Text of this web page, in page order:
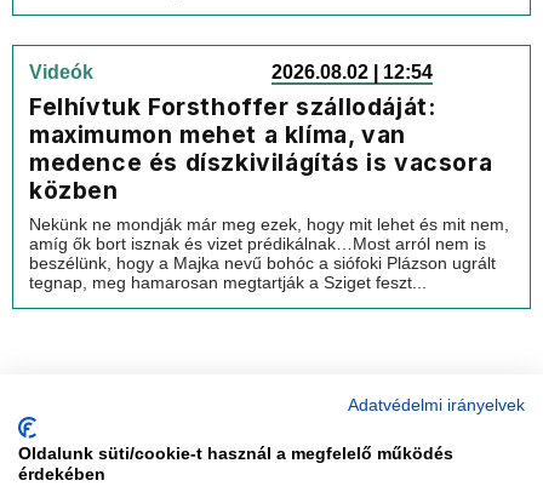
Videók 2026.08.02 | 12:54
Felhívtuk Forsthoffer szállodáját:
maximumon mehet a klíma, van
medence és díszkivilágítás is vacsora
közben
Nekünk ne mondják már meg ezek, hogy mit lehet és mit nem,
amíg ők bort isznak és vizet prédikálnak…Most arról nem is
beszélünk, hogy a Majka nevű bohóc a siófoki Plázson ugrált
tegnap, meg hamarosan megtartják a Sziget feszt...
Adatvédelmi irányelvek
Oldalunk süti/cookie-t használ a megfelelő működés
érdekében